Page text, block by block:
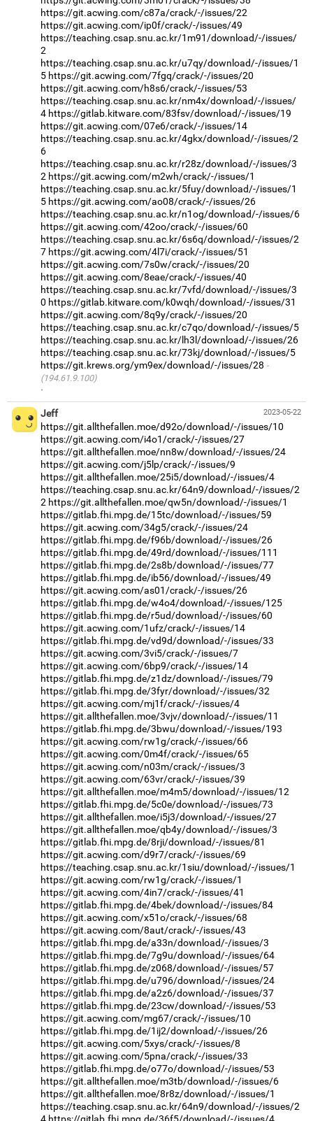
https://git.acwing.com/c87a/crack/-/issues/22
https://git.acwing.com/ip0f/crack/-/issues/49
https://teaching.csap.snu.ac.kr/1m91/download/-/issues/
2
https://teaching.csap.snu.ac.kr/u7qy/download/-/issues/1
5 https://git.acwing.com/7fgq/crack/-/issues/20
https://git.acwing.com/h8s6/crack/-/issues/53
https://teaching.csap.snu.ac.kr/nm4x/download/-/issues/
4 https://gitlab.kitware.com/83fsv/download/-/issues/19
https://git.acwing.com/07e6/crack/-/issues/14
https://teaching.csap.snu.ac.kr/4gkx/download/-/issues/2
6
https://teaching.csap.snu.ac.kr/r28z/download/-/issues/3
2 https://git.acwing.com/m2wh/crack/-/issues/1
https://teaching.csap.snu.ac.kr/5fuy/download/-/issues/1
5 https://git.acwing.com/ao08/crack/-/issues/26
https://teaching.csap.snu.ac.kr/n1og/download/-/issues/6
https://git.acwing.com/42oo/crack/-/issues/60
https://teaching.csap.snu.ac.kr/6s6q/download/-/issues/2
7 https://git.acwing.com/4l7i/crack/-/issues/51
https://git.acwing.com/7s0w/crack/-/issues/20
https://git.acwing.com/8eae/crack/-/issues/40
https://teaching.csap.snu.ac.kr/7vfd/download/-/issues/3
0 https://gitlab.kitware.com/k0wqh/download/-/issues/31
https://git.acwing.com/8q9y/crack/-/issues/20
https://teaching.csap.snu.ac.kr/c7qo/download/-/issues/5
https://teaching.csap.snu.ac.kr/lh3l/download/-/issues/26
https://teaching.csap.snu.ac.kr/73kj/download/-/issues/5
https://git.krews.org/ym9ex/download/-/issues/28
(194.61.9.100)
·
2023-05-22
Jeff
https://git.allthefallen.moe/d92o/download/-/issues/10
https://git.acwing.com/i4o1/crack/-/issues/27
https://git.allthefallen.moe/nn8w/download/-/issues/24
https://git.acwing.com/j5lp/crack/-/issues/9
https://git.allthefallen.moe/25i5/download/-/issues/4
https://teaching.csap.snu.ac.kr/64n9/download/-/issues/2
2 https://git.allthefallen.moe/qw5n/download/-/issues/1
https://gitlab.fhi.mpg.de/15tc/download/-/issues/59
https://git.acwing.com/34g5/crack/-/issues/24
https://gitlab.fhi.mpg.de/f96b/download/-/issues/26
https://gitlab.fhi.mpg.de/49rd/download/-/issues/111
https://gitlab.fhi.mpg.de/2s8b/download/-/issues/77
https://gitlab.fhi.mpg.de/ib56/download/-/issues/49
https://git.acwing.com/as01/crack/-/issues/26
https://gitlab.fhi.mpg.de/w4o4/download/-/issues/125
https://gitlab.fhi.mpg.de/r5ud/download/-/issues/60
https://git.acwing.com/1ufz/crack/-/issues/14
https://gitlab.fhi.mpg.de/vd9d/download/-/issues/33
https://git.acwing.com/3vi5/crack/-/issues/7
https://git.acwing.com/6bp9/crack/-/issues/14
https://gitlab.fhi.mpg.de/z1dz/download/-/issues/79
https://gitlab.fhi.mpg.de/3fyr/download/-/issues/32
https://git.acwing.com/mj1f/crack/-/issues/4
https://git.allthefallen.moe/3vjv/download/-/issues/11
https://gitlab.fhi.mpg.de/3bwu/download/-/issues/193
https://git.acwing.com/rw1g/crack/-/issues/66
https://git.acwing.com/0m4f/crack/-/issues/65
https://git.acwing.com/n03m/crack/-/issues/3
https://git.acwing.com/63vr/crack/-/issues/39
https://git.allthefallen.moe/m4m5/download/-/issues/12
https://gitlab.fhi.mpg.de/5c0e/download/-/issues/73
https://git.allthefallen.moe/i5j3/download/-/issues/27
https://git.allthefallen.moe/qb4y/download/-/issues/3
https://gitlab.fhi.mpg.de/8rji/download/-/issues/81
https://git.acwing.com/d9r7/crack/-/issues/69
https://teaching.csap.snu.ac.kr/1siu/download/-/issues/1
https://git.acwing.com/rw1g/crack/-/issues/1
https://git.acwing.com/4in7/crack/-/issues/41
https://gitlab.fhi.mpg.de/4bek/download/-/issues/84
https://git.acwing.com/x51o/crack/-/issues/68
https://git.acwing.com/8aut/crack/-/issues/43
https://gitlab.fhi.mpg.de/a33n/download/-/issues/3
https://gitlab.fhi.mpg.de/7g9u/download/-/issues/64
https://gitlab.fhi.mpg.de/z068/download/-/issues/57
https://gitlab.fhi.mpg.de/u796/download/-/issues/24
https://gitlab.fhi.mpg.de/a2z6/download/-/issues/37
https://gitlab.fhi.mpg.de/23cw/download/-/issues/53
https://git.acwing.com/mg67/crack/-/issues/10
https://gitlab.fhi.mpg.de/1ij2/download/-/issues/26
https://git.acwing.com/5xys/crack/-/issues/8
https://git.acwing.com/5pna/crack/-/issues/33
https://gitlab.fhi.mpg.de/o77o/download/-/issues/53
https://git.allthefallen.moe/m3tb/download/-/issues/6
https://git.allthefallen.moe/8r8z/download/-/issues/1
https://teaching.csap.snu.ac.kr/64n9/download/-/issues/2
4 https://gitlab.fhi.mpg.de/36f5/download/-/issues/4